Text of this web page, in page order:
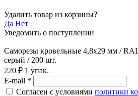
Удалить товар из корзины?
Да Нет
Уведомить о поступлении
Саморезы кровельные 4,8х29 мм /
серый / 200 шт.
220 ₽ 1 упак.
E-mail *
Согласен с условиями политики